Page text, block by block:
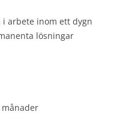
arbete inom ett dygn
lösningar